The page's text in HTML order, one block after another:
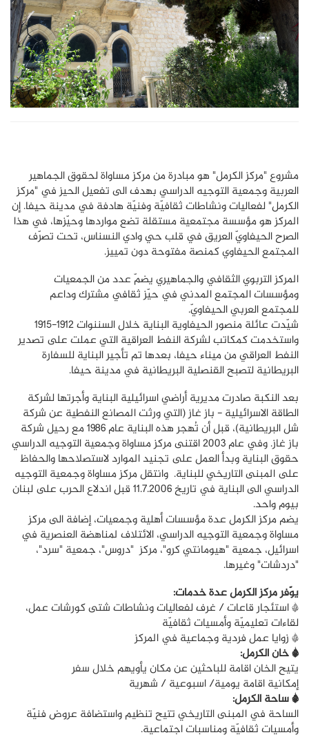
مشروع "مركز الكرمل" هو مبادرة من مركز مساواة لحقوق الجماهير
العربية وجمعية التوجيه الدراسي بهدف الى تفعيل الحيز في "مركز
الكرمل" لفعاليات ونشاطات ثقافيّة وفنيّة هادفة في مدينة حيفا. إن
المركز هو مؤسسة مجتمعية مستقلة تضع مواردها وحيّزها، في هذا
الصرح الحيفاويّ العريق في قلب حي وادي النسناس، تحت تصرّف
المجتمع الحيفاوي كمنصة مفتوحة دون تمييز.
المركز التربوي الثقافي والجماهيري يضمّ عدد من الجمعيات
ومؤسسات المجتمع المدني في حيّز ثقافي مشترك وداعم
للمجتمع العربي الحيفاويّ.
شيّدت عائلة منصور الحيفاوية البناية خلال السننوات 1912-1915
واستخدمت كمكاتب لشركة النفط العراقية التي عملت على تصدير
النفط العراقي من ميناء حيفا، بعدها تم تأجير البناية للسفارة
البريطانية لتصبح القنصلية البريطانية في مدينة حيفا.
بعد النكبة صادرت مديرية أراضي اسرائيلية البناية وأجرتها لشركة
الطاقة الاسرائيلية - باز غاز (التي ورثت المصانع النفطية عن شركة
شل البريطانية)، قبل أن تُهجر هذه البناية عام 1986 مع رحيل شركة
باز غاز. وفي عام 2003 اقتنى مركز مساواة وجمعية التوجيه الدراسي
حقوق البناية وبدأ العمل على تجنيد الموارد لاستصلاحها والحفاظ
على المبنى التاريخي للبناية. وانتقل مركز مساواة وجمعية التوجيه
الدراسي الى البناية في تاريخ 11.7.2006 قبل اندلاع الحرب على لبنان
بيوم واحد.
يضم مركز الكرمل عدة مؤسسات أهلية وجمعيات، إضافة الى مركز
مساواة وجمعية التوجيه الدراسي، الائتلاف لمناهضة العنصرية في
اسرائيل، جمعية "هيومانتي كرو"، مركز "دروس"، جمعية "سرد"،
"دردشات" وغيرها.
يوّفر مركز الكرمل عدة خدمات:
* استئجار قاعات / غرف لفعاليات ونشاطات شتى كورشات عمل،
لقاءات تعليميّة وأمسيات ثقافيّة
* زوايا عمل فردية وجماعية في المركز
* خان الكرمل:
يتيح الخان اقامة للباحثين عن مكان يأويهم خلال سفر
إمكانية اقامة يومية/ اسبوعية / شهرية
* ساحة الكرمل:
الساحة في المبنى التاريخي تتيح تنظيم واستضافة عروض فنيّة
وأمسيات ثقافيّة ومناسبات اجتماعية.